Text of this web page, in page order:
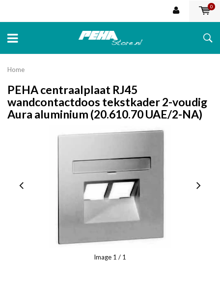
0
Home
PEHA centraalplaat RJ45
wandcontactdoos tekstkader 2-voudig
Aura aluminium (20.610.70 UAE/2-NA)
Image 1 / 1